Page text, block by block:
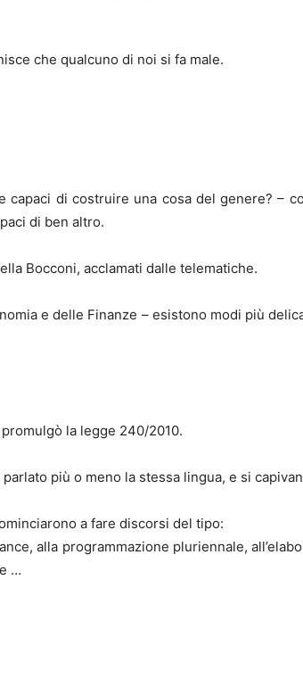
che qualcuno di noi si fa male.
di costruire una cosa del genere? –
di ben altro.
Bocconi, acclamati dalle telematiche.
e delle Finanze – esistono modi più
la legge 240/2010.
più o meno la stessa lingua, e si
a fare discorsi del tipo:
alla programmazione pluriennale,
…